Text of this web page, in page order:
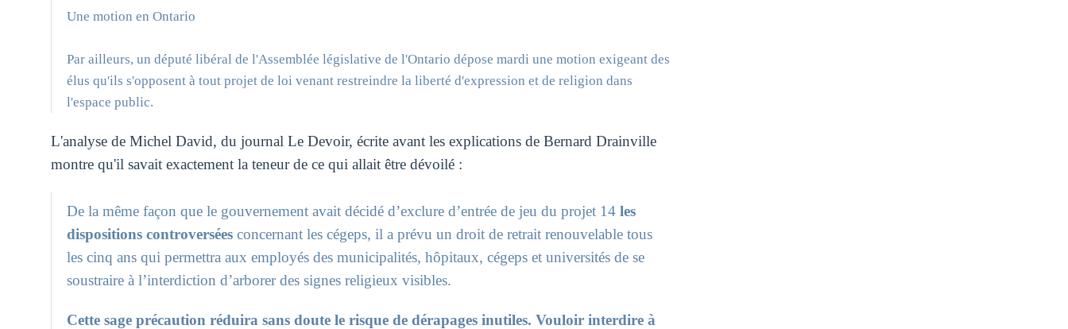
Une motion en Ontario
Par ailleurs, un député libéral de l'Assemblée législative de l'Ontario dépose mardi une motion exigeant des
élus qu'ils s'opposent à tout projet de loi venant restreindre la liberté d'expression et de religion dans
l'espace public.
L'analyse de Michel David, du journal Le Devoir, écrite avant les explications de Bernard Drainville
montre qu'il savait exactement la teneur de ce qui allait être dévoilé :
De la même façon que le gouvernement avait décidé d’exclure d’entrée de jeu du projet 14les
dispositions controversées concernant les cégeps, il a prévu un droit de retrait renouvelable tous
les cinq ans qui permettra aux employés des municipalités, hôpitaux, cégeps et universités de se
soustraire à l’interdiction d’arborer des signes religieux visibles.
Cette sage précaution réduira sans doute le risque de dérapages inutiles. Vouloir interdire à